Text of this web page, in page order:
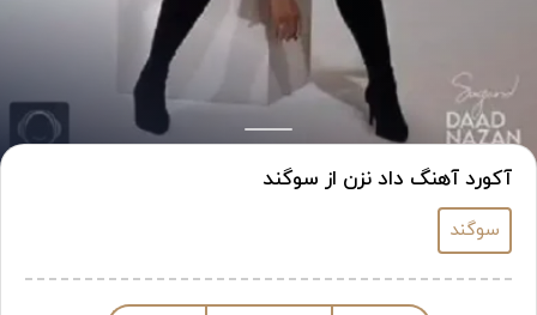
آکورد آهنگ داد نزن از سوگند
سوگند